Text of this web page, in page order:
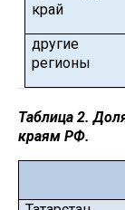
край
другие
регионы
Таблица 2.
краям РФ.